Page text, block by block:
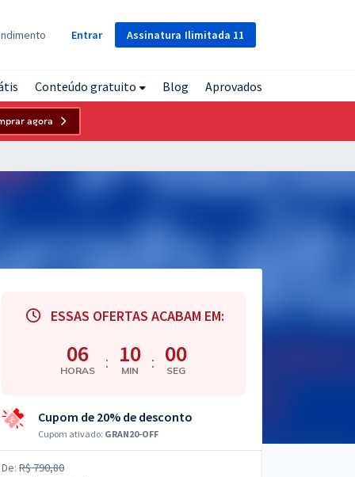
Assinatura Ilimitada 11
Entrar
Conteúdo gratuito Blog Aprovados
agora
ESSAS OFERTAS ACABAM EM:
06
HORAS : 09
MIN : 59
SEG
Cupom de 20% de desconto
Cupom ativado: GRAN20-OFF
De: R$ 790,80